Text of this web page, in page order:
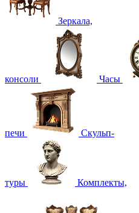
Зеркала,
консоли Часы
печи Скульп-
туры Комплекты,